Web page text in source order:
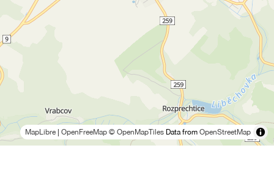
MapLibre OpenFreeMap © OpenMapTiles Data from OpenStreetMap